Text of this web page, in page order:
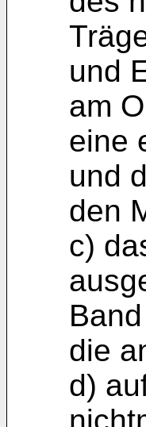
und
am
eine
und
den
c)
die
d)